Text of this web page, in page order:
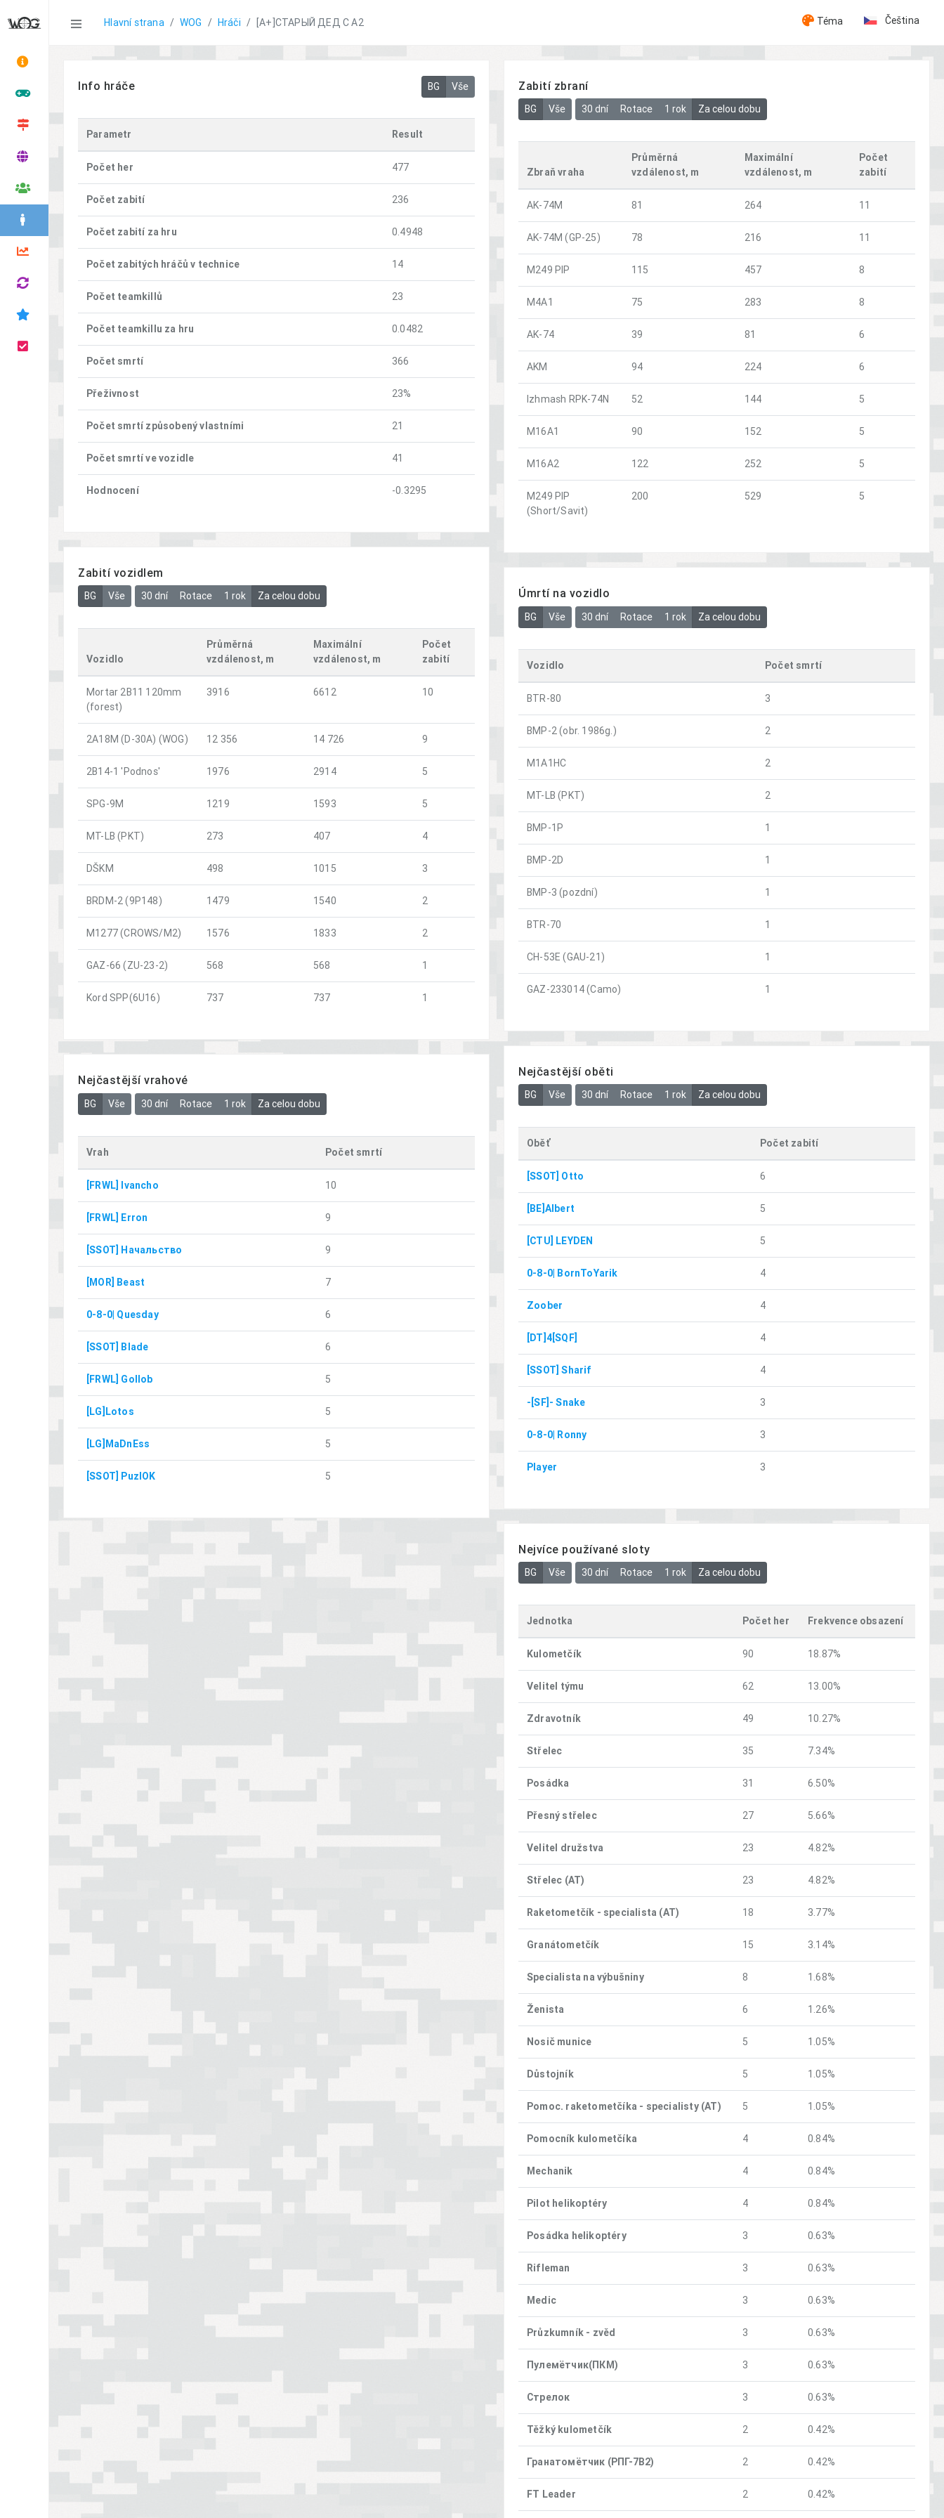
StatisticsHlavní strana WOG Hráči [A+]СТАРЫЙ ДЕД С А2 Téma Čeština
Info hráče BG Vše
Parametr Result
Počet her 477
Počet zabití 236
Počet zabití za hru 0.4948
Počet zabitých hráčů v technice 14
Počet teamkillů 23
Počet teamkillu za hru 0.0482
Počet smrtí 366
Přeživnost 23%
Počet smrtí způsobený vlastními 21
Počet smrtí ve vozidle 41
Hodnocení -0.3295
Zabití zbraní
BG Vše 30 dní Rotace 1 rok Za celou dobu
Zbraň vraha
Průměrná
vzdálenost, m
Maximální
vzdálenost, m
Počet
zabití
AK-74M 81 264 11
AK-74M (GP-25) 78 216 11
M249 PIP 115 457 8
M4A1 75 283 8
AK-74 39 81 6
AKM 94 224 6
Izhmash RPK-74N 52 144 5
M16A1 90 152 5
M16A2 122 252 5
M249 PIP
(Short/Savit)
200 529 5
Zabití vozidlem
BG Vše 30 dní Rotace 1 rok Za celou dobu
Vozidlo
Průměrná
vzdálenost, m
Maximální
vzdálenost, m
Počet
zabití
Mortar 2B11 120mm
(forest)
3916 6612 10
2A18M (D-30A) (WOG) 12 356 14 726 9
2B14-1 'Podnos' 1976 2914 5
SPG-9M 1219 1593 5
MT-LB (PKT) 273 407 4
DŠKM 498 1015 3
BRDM-2 (9P148) 1479 1540 2
M1277 (CROWS/M2) 1576 1833 2
GAZ-66 (ZU-23-2) 568 568 1
Kord SPP(6U16) 737 737 1
Úmrtí na vozidlo
BG Vše 30 dní Rotace 1 rok Za celou dobu
Vozidlo Počet smrtí
BTR-80 3
BMP-2 (obr. 1986g.) 2
M1A1HC 2
MT-LB (PKT) 2
BMP-1P 1
BMP-2D 1
BMP-3 (pozdní) 1
BTR-70 1
CH-53E (GAU-21) 1
GAZ-233014 (Camo) 1
Nejčastější oběti
BG Vše 30 dní Rotace 1 rok Za celou dobu
Oběť Počet zabití
[SSOT] Otto 6
[BE]Albert 5
[CTU] LEYDEN 5
0-8-0| BornToYarik 4
Zoober 4
[DT]4[SQF] 4
[SSOT] Sharif 4
-[SF]- Snake 3
0-8-0| Ronny 3
Player 3
Nejčastější vrahové
BG Vše 30 dní Rotace 1 rok Za celou dobu
Vrah Počet smrtí
[FRWL] Ivancho 10
[FRWL] Erron 9
[SSOT] Начальство 9
[MOR] Beast 7
0-8-0| Quesday 6
[SSOT] Blade 6
[FRWL] Gollob 5
[LG]Lotos 5
[LG]MaDnEss 5
[SSOT] PuzlOK 5
Nejvíce používané sloty
BG Vše 30 dní Rotace 1 rok Za celou dobu
Jednotka Počet her Frekvence obsazení
Kulometčík 90 18.87%
Velitel týmu 62 13.00%
Zdravotník 49 10.27%
Střelec 35 7.34%
Posádka 31 6.50%
Přesný střelec 27 5.66%
Velitel družstva 23 4.82%
Střelec (AT) 23 4.82%
Raketometčík - specialista (AT) 18 3.77%
Granátometčík 15 3.14%
Specialista na výbušniny 8 1.68%
Ženista 6 1.26%
Nosič munice 5 1.05%
Důstojník 5 1.05%
Pomoc. raketometčíka - specialisty (AT) 5 1.05%
Pomocník kulometčíka 4 0.84%
Mechanik 4 0.84%
Pilot helikoptéry 4 0.84%
Posádka helikoptéry 3 0.63%
Rifleman 3 0.63%
Medic 3 0.63%
Průzkumník - zvěd 3 0.63%
Пулемётчик(ПКM) 3 0.63%
Стрелок 3 0.63%
Těžký kulometčík 2 0.42%
Гранатомётчик (РПГ-7В2) 2 0.42%
FT Leader 2 0.42%